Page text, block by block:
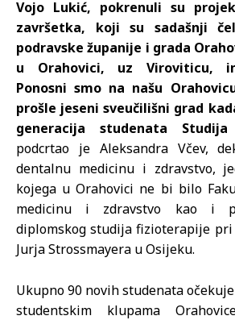
Vojo Lukić, pokrenuli su
završetka, koji su sadašnji
podravske županije i grada
u Orahovici, uz Viroviticu,
Ponosni smo na našu
prošle jeseni sveučilišni grad
generacija studenata
podcrtao je Aleksandra Včev,
dentalnu medicinu i zdravstvo,
kojega u Orahovici ne bi bilo
medicinu i zdravstvo kao i
diplomskog studija fizioterapije pri
Jurja Strossmayera u Osijeku.
Ukupno 90 novih studenata
studentskim klupama